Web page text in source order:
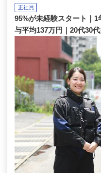
正社員
95%が未経験スタート｜
与平均137万円｜20代30代